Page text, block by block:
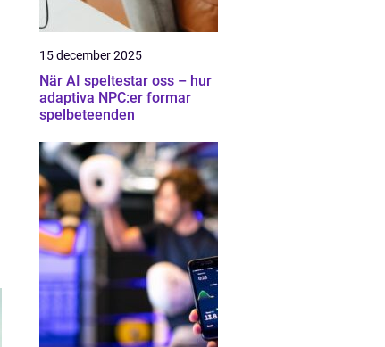
15 december 2025
När AI speltestar oss – hur
adaptiva NPC:er formar
spelbeteenden